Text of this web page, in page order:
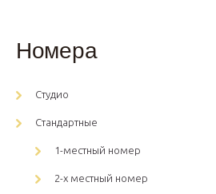
Номера
Студио
Стандартные
1-местный номер
2-х местный номер